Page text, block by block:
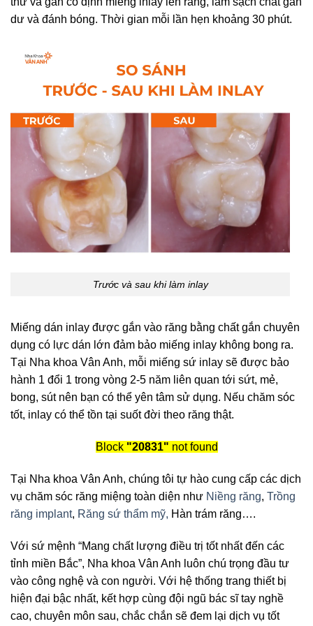
dư và đánh bóng. Thời gian mỗi lần hẹn khoảng 30 phút.
Trước và sau khi làm inlay
Miếng dán inlay được gắn vào răng bằng chất gắn chuyên
dụng có lực dán lớn đảm bảo miếng inlay không bong ra.
Tại Nha khoa Vân Anh, mỗi miếng sứ inlay sẽ được bảo
hành 1 đổi 1 trong vòng 2-5 năm liên quan tới sứt, mẻ,
bong, sút nên bạn có thể yên tâm sử dụng. Nếu chăm sóc
tốt, inlay có thể tồn tại suốt đời theo răng thật.
Block "20831" not found
Tại Nha khoa Vân Anh, chúng tôi tự hào cung cấp các dịch
vụ chăm sóc răng miệng toàn diện như Niềng răng, Trồng
răng implant, Răng sứ thẩm mỹ, Hàn trám răng….
Với sứ mệnh “Mang chất lượng điều trị tốt nhất đến các
tỉnh miền Bắc”, Nha khoa Vân Anh luôn chú trọng đầu tư
vào công nghệ và con người. Với hệ thống trang thiết bị
hiện đại bậc nhất, kết hợp cùng đội ngũ bác sĩ tay nghề
cao, chuyên môn sau, chắc chắn sẽ đem lại dịch vụ tốt